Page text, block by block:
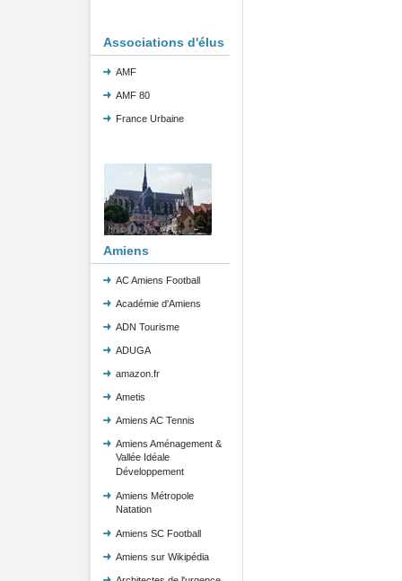
Associations d'élus
AMF
AMF 80
France Urbaine
Amiens
AC Amiens Football
Académie d'Amiens
ADN Tourisme
ADUGA
amazon.fr
Ametis
Amiens AC Tennis
Amiens Aménagement &
Vallée Idéale
Développement
Amiens Métropole
Natation
Amiens SC Football
Amiens sur Wikipédia